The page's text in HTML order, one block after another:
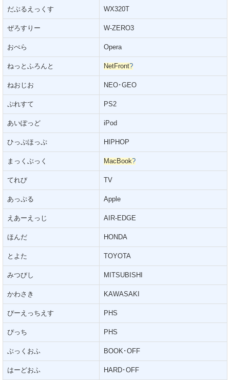
だぶるえっくす WX320T
ぜろすりー W-ZERO3
おぺら Opera
ねっとふろんと NetFront?
ねおじお NEO･GEO
ぷれすて PS2
あいぽっど iPod
ひっぷほっぷ HIPHOP
まっくぶっく MacBook?
てれび TV
あっぷる Apple
えあーえっじ AIR-EDGE
ほんだ HONDA
とよた TOYOTA
みつびし MITSUBISHI
かわさき KAWASAKI
ぴーえっちえす PHS
ぴっち PHS
ぶっくおふ BOOK･OFF
はーどおふ HARD･OFF